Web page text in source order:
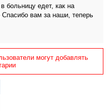
больницу едет, как на
Спасибо вам за наши, теперь
могут добавлять